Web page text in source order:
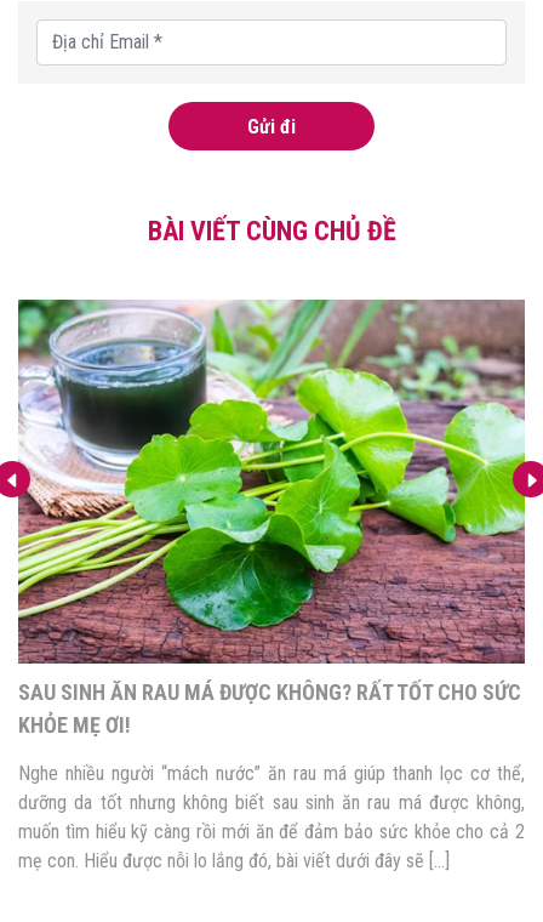
Gửi đi
BÀI VIẾT CÙNG CHỦ ĐỀ
SỬ DỤNG VIÊN ĐẶT HẬU MÔN HỖ TRỢ GIẢM ĐAU SAU
SINH MỔ: NÊN HAY KHÔNG?
Vậy là sau những tháng ngày đợi chờ mẹ cũng đã được bồng
con yêu trên tay, nhưng chưa cảm nhận hết được sự thiêng
đó thì cơn đau đã kéo đến tìm mẹ. Tuy nhiên, trong quá trình
phục sau quá trình sinh mổ, phụ nữ thường phải đối mặt với […]